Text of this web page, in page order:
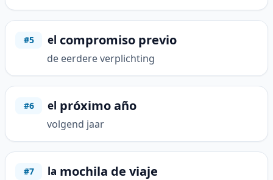
#5 el compromiso previo
de eerdere verplichting
#6 el próximo año
volgend jaar
#7 la mochila de viaje